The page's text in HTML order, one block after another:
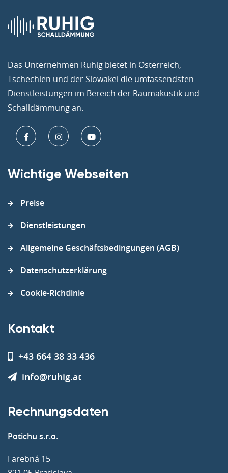
Das Unternehmen Ruhig bietet in Österreich,
Tschechien und der Slowakei die umfassendsten
Dienstleistungen im Bereich der Raumakustik und
Schalldämmung an.
Wichtige Webseiten
Preise
Dienstleistungen
Allgemeine Geschäftsbedingungen (AGB)
Datenschutzerklärung
Cookie-Richtlinie
Kontakt
+43 664 38 33 436
info@ruhig.at
Rechnungsdaten
Potichu s.r.o.
Farebná 15